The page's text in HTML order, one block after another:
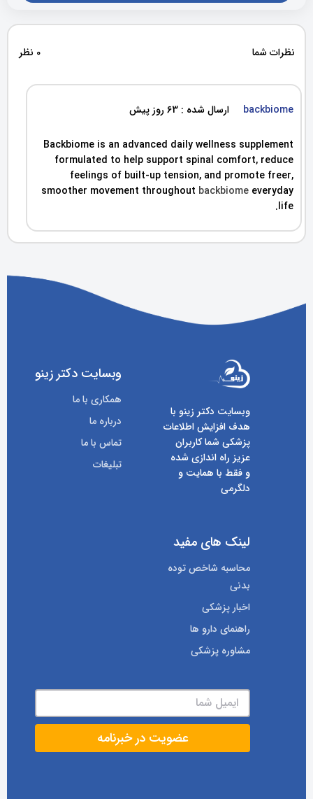
نظرات شما 0 نظر
backbiome ارسال شده : 63 روز پیش
Backbiome is an advanced daily wellness supplement
formulated to help support spinal comfort, reduce
feelings of built-up tension, and promote freer,
smoother movement throughout backbiome everyday
life.
وبسایت دکتر زینو با
هدف افزایش اطلاعات
پزشکی شما کاربران
عزیز راه اندازی شده
و فقط با همایت و
دلگرمی
وبسایت دکتر زینو
همکاری با ما
درباره ما
تماس با ما
تبلیغات
لینک های مفید
محاسبه شاخص توده
بدنی
اخبار پزشکی
راهنمای دارو ها
مشاوره پزشکی